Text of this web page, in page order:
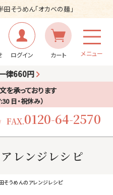
そうめん「オカベの麺」
ログイン カート メニュー
律660円
を承っております
日・祝休み）
FAX.0120-64-2570
レンジレシピ
そうめんのアレンジレシピ